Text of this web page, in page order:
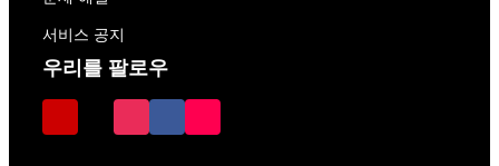
서비스 공지
우리를 팔로우